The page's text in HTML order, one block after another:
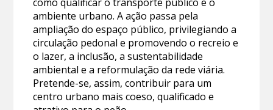
ambiente urbano. A ação passa pela
ampliação do espaço público, privilegiando a
circulação pedonal e promovendo o recreio e
o lazer, a inclusão, a sustentabilidade
ambiental e a reformulação da rede viária.
Pretende-se, assim, contribuir para um
centro urbano mais coeso, qualificado e